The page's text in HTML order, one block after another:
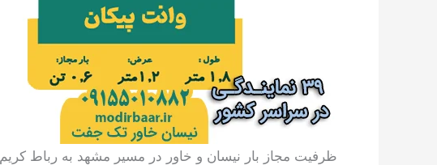
ظرفیت مجاز بار نیسان و خاور در مسیر مشهد به رباط کریم